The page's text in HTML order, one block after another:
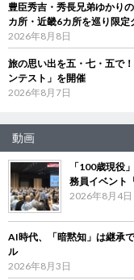
豊臣秀吉・秀長兄弟ゆかり
カ所・近畿6カ所を巡り限定
2026年8月8日
旅の思い出を五・七・五で
ンテスト」を開催
2026年8月7日
動画
「100歳現役
務員イベント
2026年8月4日
AI時代、「暗黙知」は継承
ル
2026年8月3日